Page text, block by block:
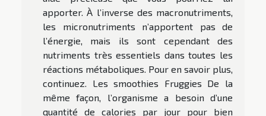
apporter. À l’inverse des macronutriments,
les micronutriments n’apportent pas de
l’énergie, mais ils sont cependant des
nutriments très essentiels dans toutes les
réactions métaboliques. Pour en savoir plus,
continuez. Les smoothies Fruggies De la
même façon, l’organisme a besoin d’une
quantité de calories par jour pour bien